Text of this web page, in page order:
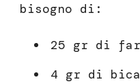
bisogno di:
25 gr di
4 gr di